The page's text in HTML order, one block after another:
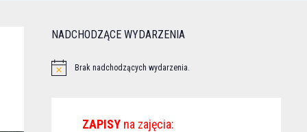
NADCHODZĄCE WYDARZENIA
Brak nadchodzących wydarzenia.
ZAPISYna zajęcia: